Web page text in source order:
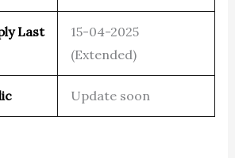
Last
15-04-2025
(Extended)
Update soon